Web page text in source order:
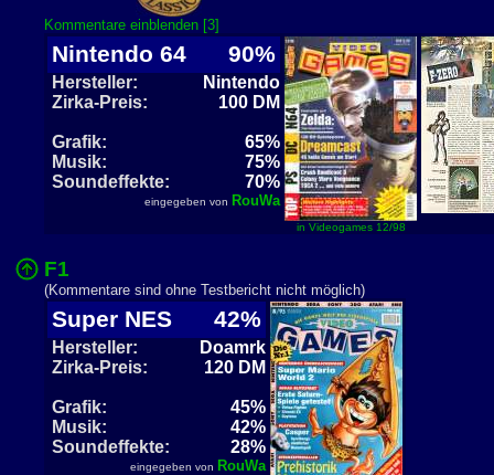
Kommentare einblenden [3]
Nintendo 64 90%
Hersteller:
Nintendo
Zirka-Preis:
100 DM
Grafik:
65%
Musik:
75%
Soundeffekte:
70%
eingegeben von RouWa
in Videogames 12/98
F1
(Kommentare sind ohne Testbericht nicht möglich)
Super NES 42%
Hersteller:
Doamrk
Zirka-Preis:
120 DM
Grafik:
45%
Musik:
42%
Soundeffekte:
28%
eingegeben von RouWa